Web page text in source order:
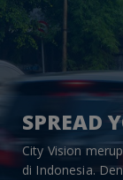
SPREAD
City Vision
di Indonesia.